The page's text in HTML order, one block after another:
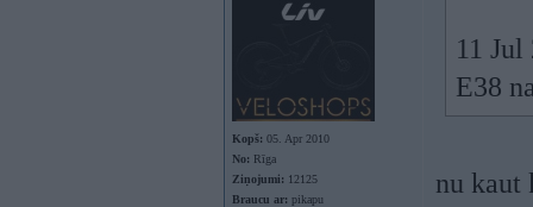
Kopš: 05. Apr 2010
No: Rīga
Ziņojumi: 12125
Braucu ar: pikapu
11
E38
nu kaut